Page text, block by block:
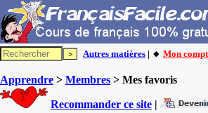
Autres matières | 🔸 Mon
Apprendre > Membres > Mes favoris
Recommander ce site |